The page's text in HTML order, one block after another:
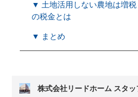
▼ 土地活用しない農地は増
の税金とは
▼ まとめ
株式会社リードホーム スタ